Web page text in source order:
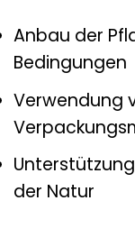
Anbau der
Bedingungen
Verwendung
der Natur